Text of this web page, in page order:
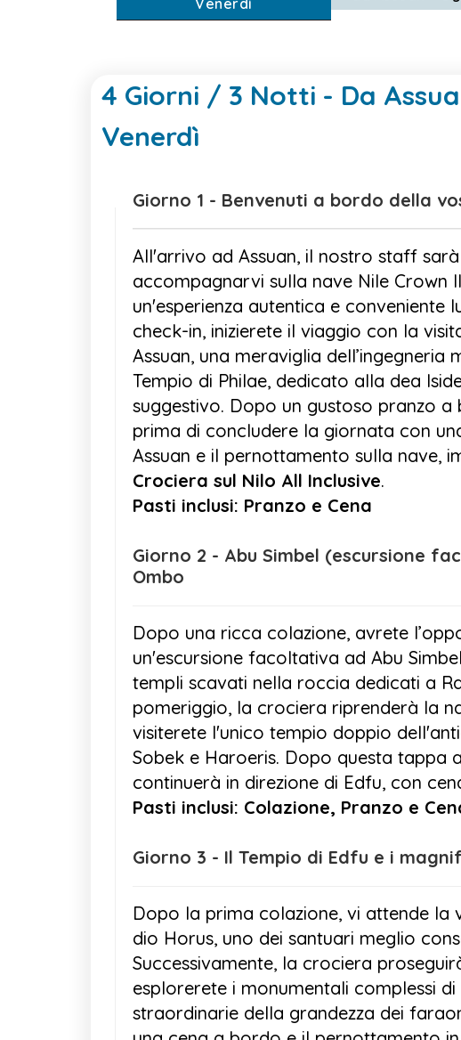
Venerdì
4 Giorni / 3 Notti - Da
Venerdì
Giorno 1 - Benvenuti a bordo
All'arrivo ad Assuan, il nostro staff
accompagnarvi sulla nave Nile Crown
un'esperienza autentica e conveniente
check-in, inizierete il viaggio con la
Assuan, una meraviglia dell’ingegneria
Tempio di Philae, dedicato alla dea
suggestivo. Dopo un gustoso pranzo
prima di concludere la giornata con
Assuan e il pernottamento sulla nave,
Crociera sul Nilo All Inclusive.
Pasti inclusi: Pranzo e Cena
Giorno 2 - Abu Simbel (escursione facoltativa) e il Tempio di Kom
Ombo
Dopo una ricca colazione, avrete
un'escursione facoltativa ad Abu
templi scavati nella roccia dedicati a
pomeriggio, la crociera riprenderà la
visiterete l'unico tempio doppio
Sobek e Haroeris. Dopo questa tappa
continuerà in direzione di Edfu, con
Pasti inclusi: Colazione, Pranzo e
Giorno 3 - Il Tempio di Edfu e i
Dopo la prima colazione, vi attende la
dio Horus, uno dei santuari meglio
Successivamente, la crociera
esplorerete i monumentali complessi
straordinarie della grandezza dei